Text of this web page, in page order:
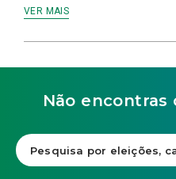
VER MAIS
Não encontras